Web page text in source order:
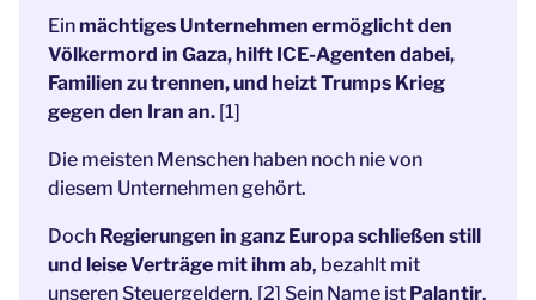
Einmächtiges Unternehmen ermöglicht den
Völkermord in Gaza, hilft ICE-Agenten dabei,
Familien zu trennen, und heizt Trumps Krieg
gegen den Iran an. [1]
Die meisten Menschen haben noch nie von
diesem Unternehmen gehört.
Doch Regierungen in ganz Europa schließen still
und leise Verträge mit ihm ab, bezahlt mit
unseren Steuergeldern. [2] Sein Name ist Palantir.